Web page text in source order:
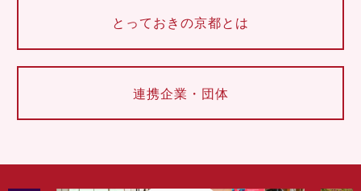
とっておきの京都とは
連携企業・団体